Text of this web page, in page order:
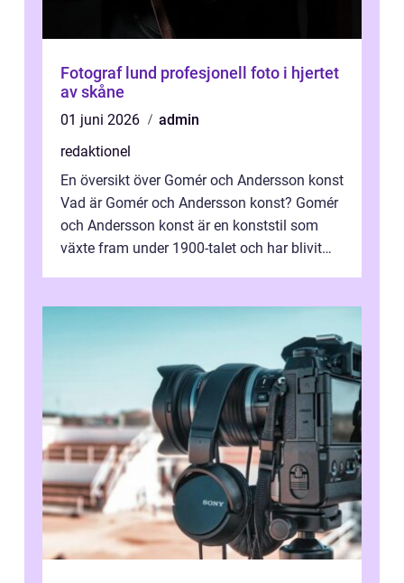
Fotograf lund profesjonell foto i hjertet
av skåne
01 juni 2026
admin
redaktionel
En översikt över Gomér och Andersson konst
Vad är Gomér och Andersson konst? Gomér
och Andersson konst är en konststil som
växte fram under 1900-talet och har blivit